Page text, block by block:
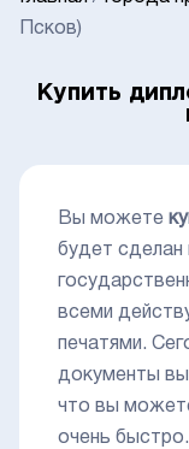
Псков)
Купить
Вы можете
будет сделан
всеми
печатями.
документы
что вы
очень